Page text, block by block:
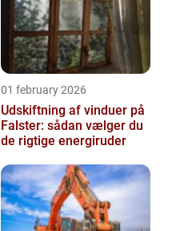
01 february 2026
Udskiftning af vinduer på
Falster: sådan vælger du
de rigtige energiruder